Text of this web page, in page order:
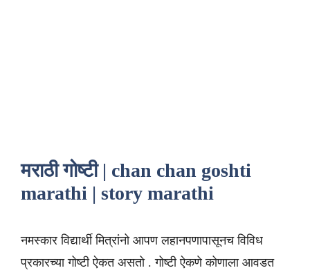
मराठी गोष्टी | chan chan goshti
marathi | story marathi
नमस्कार विद्यार्थी मित्रांनो आपण लहानपणापासूनच विविध
प्रकारच्या गोष्टी ऐकत असतो . गोष्टी ऐकणे कोणाला आवडत